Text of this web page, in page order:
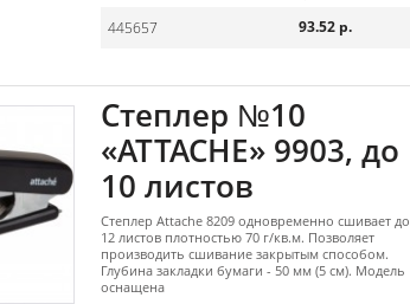
445657 93.52 р.
Степлер №10
«ATTACHE» 9903, до
10 листов
Степлер Attache 8209 одновременно сшивает до
12 листов плотностью 70 г/кв.м. Позволяет
производить сшивание закрытым способом.
Глубина закладки бумаги - 50 мм (5 см). Модель
оснащена